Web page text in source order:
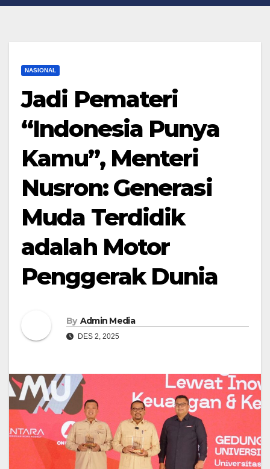
NASIONAL
Jadi Pemateri
“Indonesia Punya
Kamu”, Menteri
Nusron: Generasi
Muda Terdidik
adalah Motor
Penggerak Dunia
By Admin Media
DES 2, 2025